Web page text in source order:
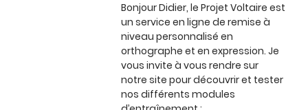
Bonjour Didier, le Projet Voltaire est
un service en ligne de remise à
niveau personnalisé en
orthographe et en expression. Je
vous invite à vous rendre sur
notre site pour découvrir et tester
nos différents modules